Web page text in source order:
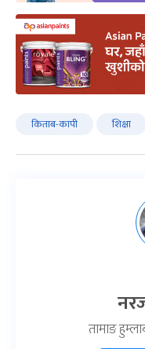
किताब-कापी शिक्षा
तामाङ